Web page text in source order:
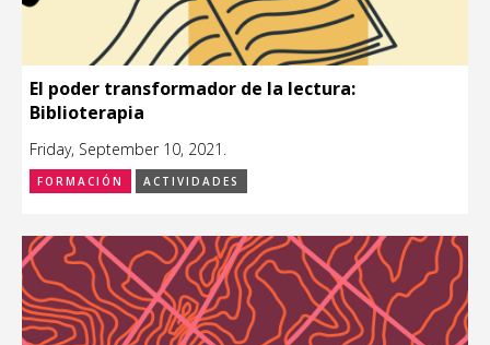
El poder transformador de la lectura:
Biblioterapia
Friday, September 10, 2021.
FORMACIÓN ACTIVIDADES